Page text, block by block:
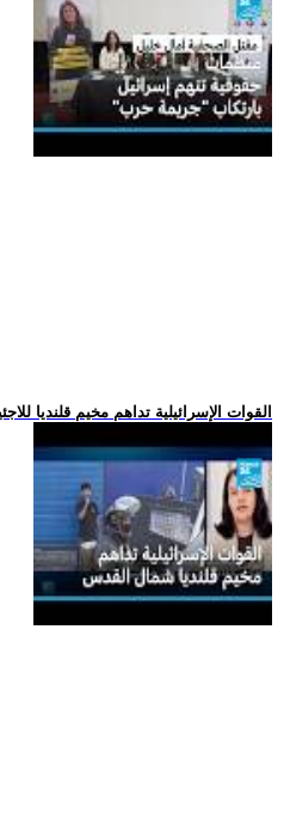
.. القوات الإسرائيلية تداهم مخيم قلنديا